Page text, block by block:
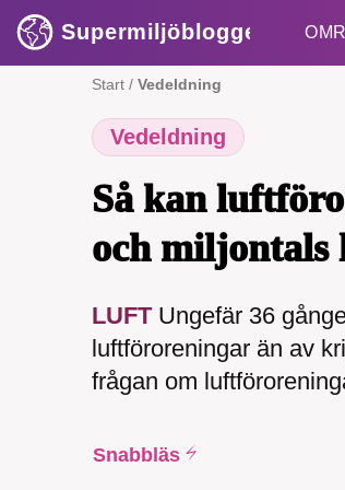
Supermiljöbloggen
Start / Vedeldning
Vedeldning
Så kan
och miljontals
LUFTUngefär 36
luftföroreningar än av
frågan om
Snabbläs